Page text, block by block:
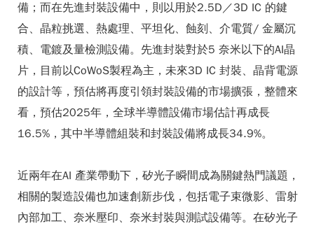
備；而在先進封裝設備中，則以用於2.5D／3D IC 的鍵
合、晶粒挑選、熱處理、平坦化、蝕刻、介電質/ 金屬沉
積、電鍍及量檢測設備。先進封裝對於5 奈米以下的AI晶
片，目前以CoWoS製程為主，未來3D IC 封裝、晶背電源
的設計等，預估將再度引領封裝設備的市場擴張，整體來
看，預估2025年，全球半導體設備市場估計再成長
16.5%，其中半導體組裝和封裝設備將成長34.9%。
近兩年在AI 產業帶動下，矽光子瞬間成為關鍵熱門議題，
相關的製造設備也加速創新步伐，包括電子束微影、雷射
內部加工、奈米壓印、奈米封裝與測試設備等。在矽光子